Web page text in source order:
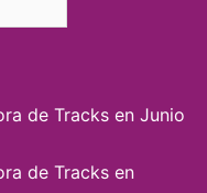
de Tracks en Junio
de Tracks en